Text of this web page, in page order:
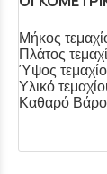
Μήκος
Πλάτος
Ύψος
Υλικό
Καθαρό